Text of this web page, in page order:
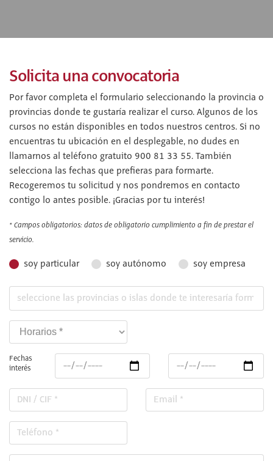
Solicita una convocatoria
Por favor completa el formulario seleccionando la provincia o
provincias donde te gustaría realizar el curso. Algunos de los
cursos no están disponibles en todos nuestros centros. Si no
encuentras tu ubicación en el desplegable, no dudes en
llamarnos al teléfono gratuito 900 81 33 55. También
selecciona las fechas que prefieras para formarte.
Recogeremos tu solicitud y nos pondremos en contacto
contigo lo antes posible. ¡Gracias por tu interés!
* Campos obligatorios: datos de obligatorio cumplimiento a fin de prestar el
servicio.
soy particular soy autónomo soy empresa
Fechas
interés